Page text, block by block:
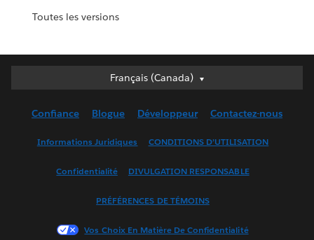
Toutes les versions
Français (Canada)
Français (Canada)
English (UK)
Français (France)
한국어
Confiance Blogue Développeur Contactez-nous
Informations Juridiques CONDITIONS D’UTILISATION
Confidentialité DIVULGATION RESPONSABLE
PRÉFÉRENCES DE TÉMOINS
Vos Choix En Matière De Confidentialité